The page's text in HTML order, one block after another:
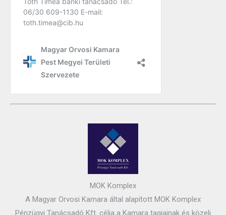
MOK Komplex
A Magyar Orvosi Kamara által alapított MOK Komplex
Pénzügyi Tanácsadó Kft. célja a Kamara tagjainak és közeli